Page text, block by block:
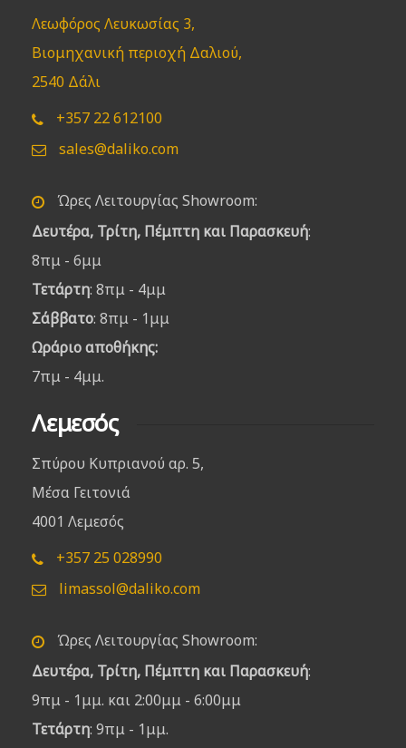
Λεωφόρος Λευκωσίας 3,
Βιομηχανική περιοχή Δαλιού,
2540 Δάλι
+357 22 612100
sales@daliko.com
Ώρες Λειτουργίας Showroom:
Δευτέρα, Τρίτη, Πέμπτη και Παρασκευή:
8πμ - 6μμ
Τετάρτη: 8πμ - 4μμ
Σάββατο: 8πμ - 1μμ
Ωράριο αποθήκης:
7πμ - 4μμ.
Λεμεσός
Σπύρου Κυπριανού αρ. 5,
Μέσα Γειτονιά
4001 Λεμεσός
+357 25 028990
limassol@daliko.com
Ώρες Λειτουργίας Showroom:
Δευτέρα, Τρίτη, Πέμπτη και Παρασκευή:
9πμ - 1μμ. και 2:00μμ - 6:00μμ
Τετάρτη: 9πμ - 1μμ.